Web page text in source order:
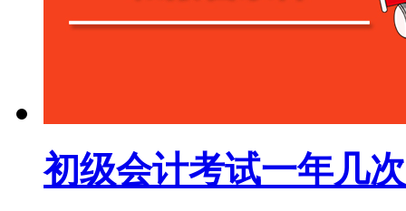
初级会计考试一年几